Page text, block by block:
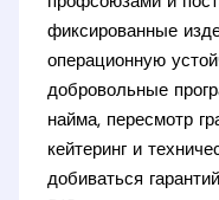
фиксированные
операционную
добровольные
найма, пересмотр
кейтеринг и
добиваться